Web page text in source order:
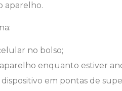
aparelho.
no bolso;
enquanto estiver
em pontas de